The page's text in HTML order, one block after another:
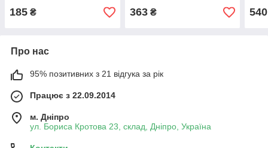
185 ₴ 363₴ 540
Про нас
95% позитивних з 21 відгука за рік
Працює з 22.09.2014
м. Дніпро
ул. Бориса Кротова 23, склад, Дніпро, Україна